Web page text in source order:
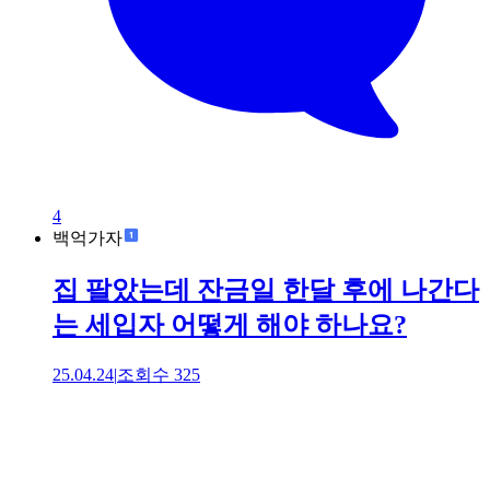
4
백억가자
집 팔았는데 잔금일 한달 후에 나간다
는 세입자 어떻게 해야 하나요?
25.04.24|조회수 325